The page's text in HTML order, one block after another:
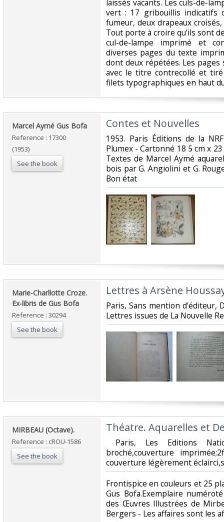
laissés vacants. Les culs-de-
vert : 17 gribouillis indicatifs
fumeur, deux drapeaux
Tout porte à croire qu’ils sont
cul-de-lampe imprimé et
diverses pages du texte
dont deux répétées. Les
avec le titre contrecollé et
filets typographiques en haut
‎Marcel Aymé Gus Bofa‎
Reference : 17300
(1953)
See the book
‎Contes et Nouvelles‎
‎1953. Paris Éditions de la
Plumex - Cartonné 18 5 cm x
Textes de Marcel Aymé
bois par G. Angiolini et G.
Bon état‎
‎Marie-Charllotte Croze.
Ex-libris de Gus Bofa‎
Reference : 30294
See the book
‎Lettres à Arsène
‎Paris, Sans mention d'éditeur,
Lettres issues de La Nouvelle
‎MIRBEAU (Octave).‎
Reference : cROU-1586
See the book
‎Théatre. Aquarelles et
Paris, Les Editions
broché,couverture
couverture légèrement
‎Frontispice en couleurs et 25
Gus Bofa.Exemplaire
des Œuvres Illustrées de
Bergers - Les affaires sont les